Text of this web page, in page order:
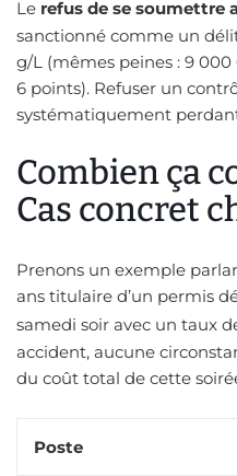
Le refus de se soumettre
sanctionné comme un
g/L (mêmes peines : 9 000
6 points). Refuser un
systématiquement
Combien ça
Cas concret
Prenons un exemple
ans titulaire d’un permis
samedi soir avec un taux
accident, aucune
du coût total de cette
Poste